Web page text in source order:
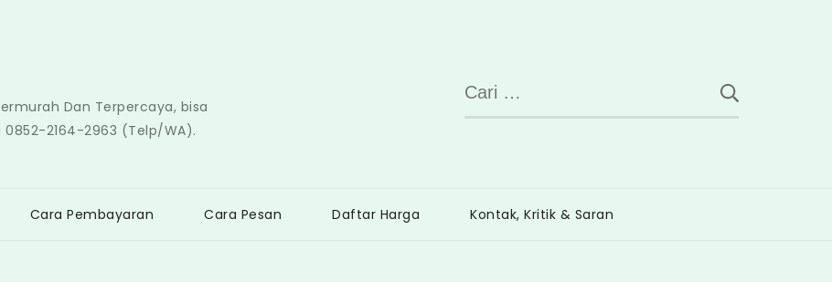
Dan Terpercaya, bisa
0852-2164-2963 (Telp/WA).
Cari
untuk:
Cara Pembayaran Cara Pesan Daftar Harga Kontak, Kritik & Saran